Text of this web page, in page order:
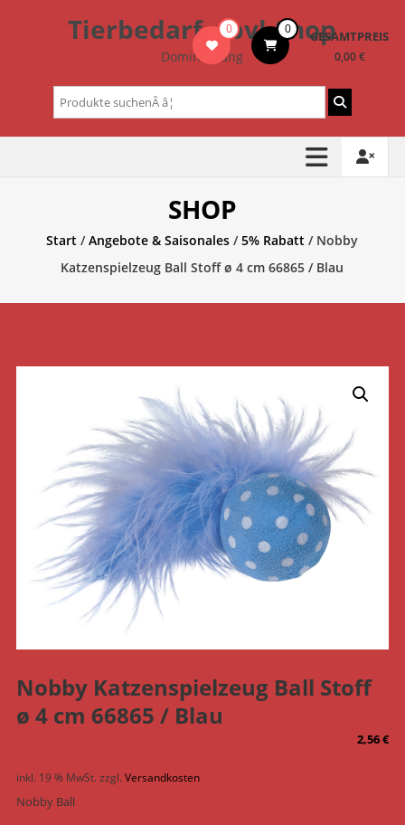
Tierbedarf – bvl-Shop
Dominik Lang
0 0 GESAMTPREIS
0,00 €
Suchen
nach:
SHOP
Start /Angebote & Saisonales /5% Rabatt / Nobby
Katzenspielzeug Ball Stoff ø 4 cm 66865 / Blau
Nobby Katzenspielzeug Ball Stoff
ø 4 cm 66865 / Blau
2,56€
inkl. 19 % MwSt.zzgl.Versandkosten
Nobby Ball